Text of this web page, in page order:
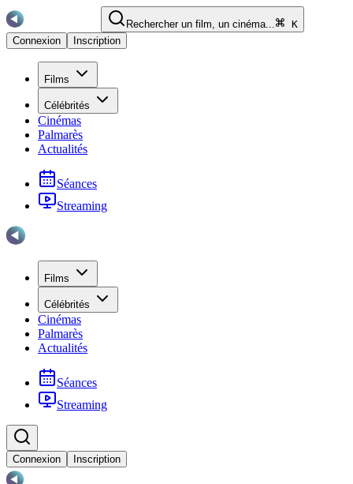
Rechercher un film, un cinéma...
K
Connexion
Inscription
Films
Célébrités
Cinémas
Palmarès
Actualités
Séances
Streaming
Films
Célébrités
Cinémas
Palmarès
Actualités
Séances
Streaming
Connexion Inscription